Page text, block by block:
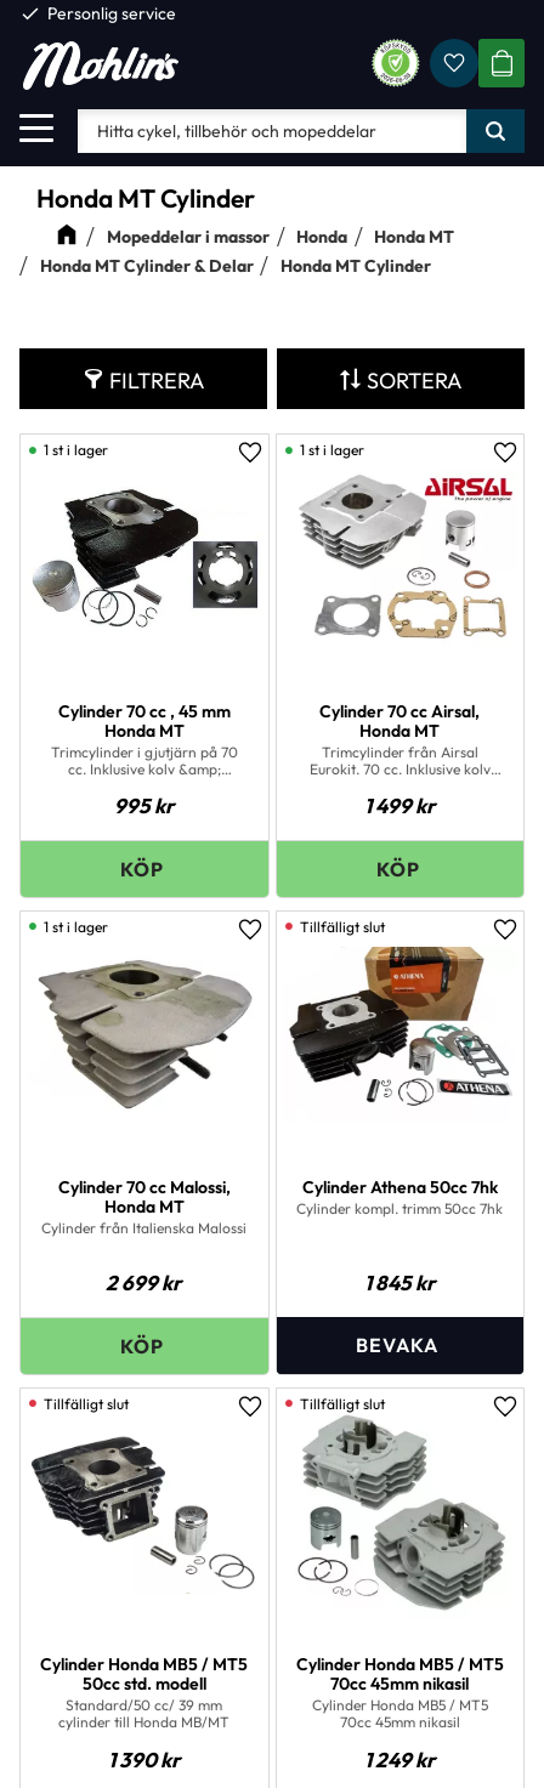
Meny
check Personlig service
Honda MT Cylinder
Mopeddelar i massor Honda
Honda MT
Honda MT Cylinder & Delar
Honda MT Cylinder
FILTRERA SORTERA
Cylinder 70 cc , 45 mm
Honda MT
Trimcylinder i gjutjärn på 70
cc. Inklusive kolv &amp;
995kr
Lägg till i favoriter
1 st i lager
Cylinder 70 cc Airsal,
Honda MT
Trimcylinder från Airsal
Eurokit. 70 cc. Inklusive kolv
1 499kr
1 st i lager
Cylinder 70 cc Malossi,
Honda MT
Cylinder från Italienska Malossi
2 699kr
Lägg till i favoriter
1 st i lager
Cylinder Athena 50cc 7hk
Cylinder kompl. trimm 50cc 7hk
1 845kr
Cylinder Honda MB5 / MT5
50cc std. modell
Standard/50 cc/ 39 mm
cylinder till Honda MB/MT
1 390kr
Lägg till i favoriter
Cylinder Honda MB5 / MT5
70cc 45mm nikasil
Cylinder Honda MB5 / MT5
70cc 45mm nikasil
1 249kr